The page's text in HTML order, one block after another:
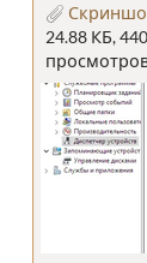
24.88 КБ,